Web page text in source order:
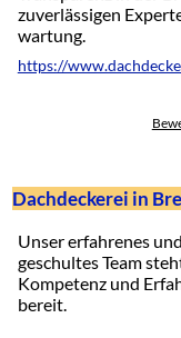
zuverlässigen
wartung.
https://
Dachdeckerei in
Unser erfahrenes
geschultes Team
Kompetenz und
bereit.